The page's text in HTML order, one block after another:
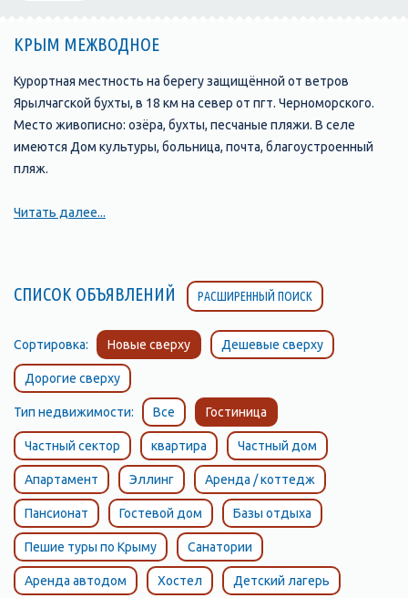
КРЫМ МЕЖВОДНОЕ
Курортная местность на берегу защищённой от ветров
Ярылчагской бухты, в 18 км на север от пгт. Черноморского.
Место живописно: озёра, бухты, песчаные пляжи. В селе
имеются Дом культуры, больница, почта, благоустроенный
пляж.
Читать далее...
СПИСОК ОБЪЯВЛЕНИЙ РАСШИРЕННЫЙ ПОИСК
Сортировка: Новые сверху Дешевые сверху
Дорогие сверху
Тип недвижимости: Все Гостиница
Частный сектор квартира Частный дом
Апартамент Эллинг Аренда / коттедж
Пансионат Гостевой дом Базы отдыха
Пешие туры по Крыму Санатории
Аренда автодом Хостел Детский лагерь